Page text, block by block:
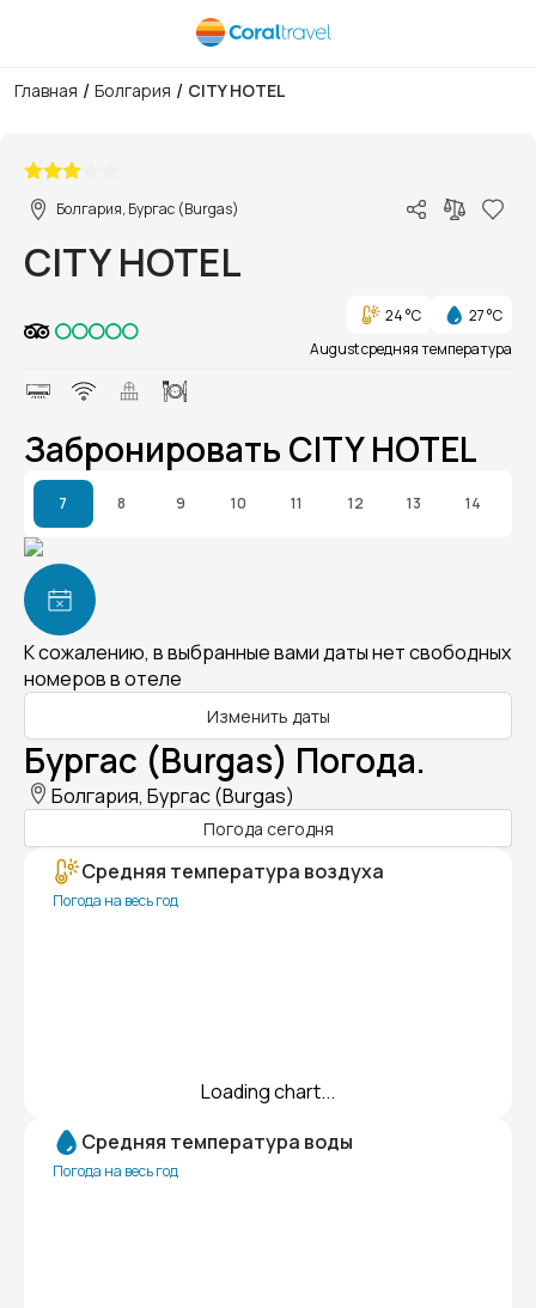
Главная / Болгария / CITY HOTEL
Болгария, Бургас (Burgas)
CITY HOTEL
24 °C
27 °C
August средняя температура
Забронировать CITY HOTEL
7 8 9 10 11 12 13 14
К сожалению, в выбранные вами даты нет свободных
номеров в отеле
Изменить даты
Бургас (Burgas) Погода.
Болгария, Бургас (Burgas)
Погода сегодня
Средняя температура воздуха
Погода на весь год
Loading chart...
Средняя температура воды
Погода на весь год